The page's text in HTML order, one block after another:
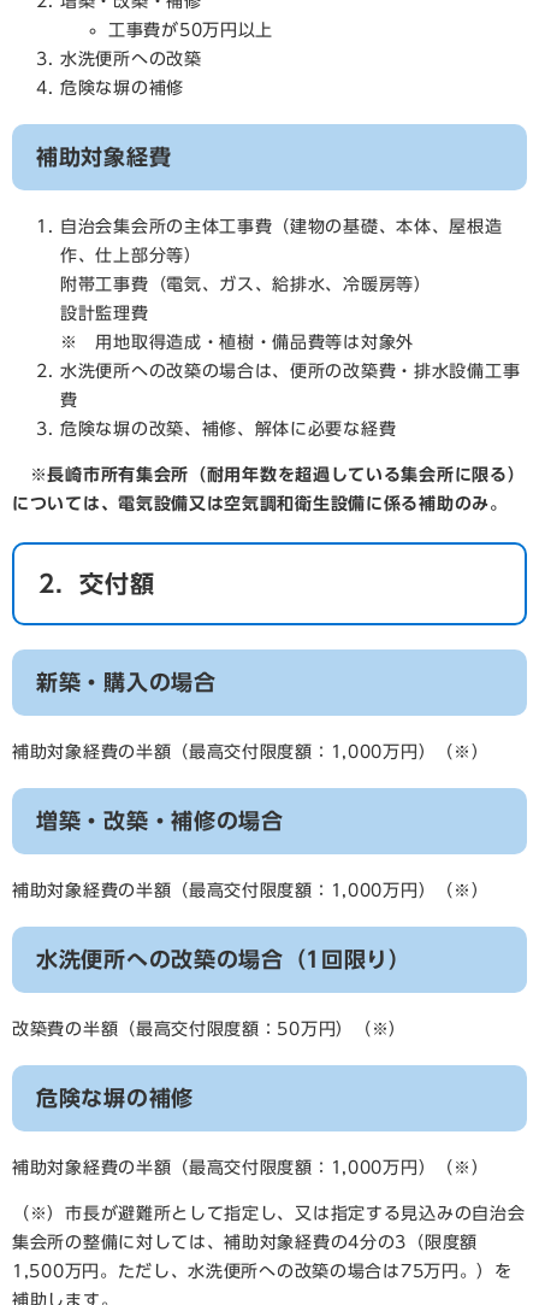
工事費が50万円以上
水洗便所への改築
危険な塀の補修
補助対象経費
自治会集会所の主体工事費（建物の基礎、本体、屋根造
作、仕上部分等）
附帯工事費（電気、ガス、給排水、冷暖房等）
設計監理費
※ 用地取得造成・植樹・備品費等は対象外
水洗便所への改築の場合は、便所の改築費・排水設備工事
費
危険な塀の改築、補修、解体に必要な経費
※長崎市所有集会所（耐用年数を超過している集会所に限る）
については、電気設備又は空気調和衛生設備に係る補助のみ。
2．交付額
新築・購入の場合
補助対象経費の半額（最高交付限度額：1,000万円）（※）
増築・改築・補修の場合
補助対象経費の半額（最高交付限度額：1,000万円）（※）
水洗便所への改築の場合（1回限り）
改築費の半額（最高交付限度額：50万円）（※）
危険な塀の補修
補助対象経費の半額（最高交付限度額：1,000万円）（※）
（※）市長が避難所として指定し、又は指定する見込みの自治会
集会所の整備に対しては、補助対象経費の4分の3（限度額
1,500万円。ただし、水洗便所への改築の場合は75万円。）を
補助します。